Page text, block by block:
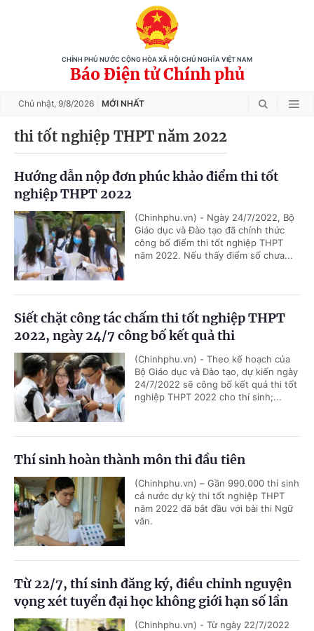
CHÍNH PHỦ NƯỚC CỘNG HÒA XÃ HỘI CHỦ NGHĨA VIỆT NAM
Báo Điện tử Chính phủ
Chủ nhật, 9/8/2026 MỚI NHẤT
thi tốt nghiệp THPT năm 2022
Hướng dẫn nộp đơn phúc khảo điểm thi tốt
nghiệp THPT 2022
(Chinhphu.vn) - Ngày 24/7/2022, Bộ
Giáo dục và Đào tạo đã chính thức
công bố điểm thi tốt nghiệp THPT
năm 2022. Nếu thấy điểm số chưa...
Siết chặt công tác chấm thi tốt nghiệp THPT
2022, ngày 24/7 công bố kết quả thi
(Chinhphu.vn) - Theo kế hoạch của
Bộ Giáo dục và Đào tạo, dự kiến ngày
24/7/2022 sẽ công bố kết quả thi tốt
nghiệp THPT 2022 cho thí sinh;...
Thí sinh hoàn thành môn thi đầu tiên
(Chinhphu.vn) – Gần 990.000 thí sinh
cả nước dự kỳ thi tốt nghiệp THPT
năm 2022 đã bắt đầu với bài thi Ngữ
văn.
Từ 22/7, thí sinh đăng ký, điều chỉnh nguyện
vọng xét tuyển đại học không giới hạn số lần
(Chinhphu.vn) - Từ ngày 22/7/2022